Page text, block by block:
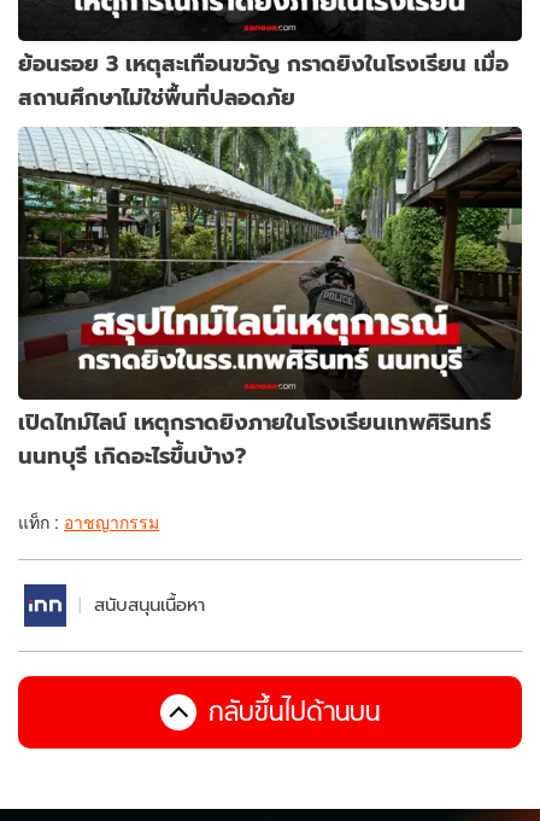
ย้อนรอย 3 เหตุสะเทือนขวัญ กราดยิงในโรงเรียน เมื่อ
สถานศึกษาไม่ใช่พื้นที่ปลอดภัย
เปิดไทม์ไลน์ เหตุกราดยิงภายในโรงเรียนเทพศิรินทร์
นนทบุรี เกิดอะไรขึ้นบ้าง?
แท็ก : อาชญากรรม
สนับสนุนเนื้อหา
กลับขึ้นไปด้านบน